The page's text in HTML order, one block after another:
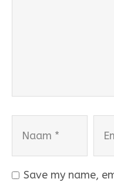
Save my name,